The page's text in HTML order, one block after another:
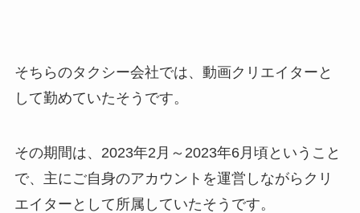
そちらのタクシー会社では、動画クリエイターと
して勤めていたそうです。
その期間は、2023年2月～2023年6月頃ということ
で、主にご自身のアカウントを運営しながらクリ
エイターとして所属していたそうです。